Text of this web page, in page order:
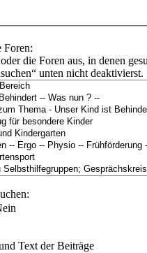
Foren:
die Foren aus, in denen
unten nicht deaktivierst.
Text der Beiträge